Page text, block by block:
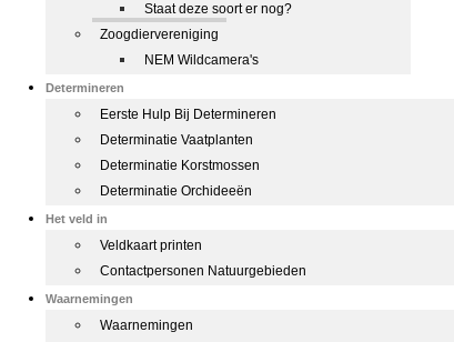
Staat deze soort er nog?
Zoogdiervereniging
NEM Wildcamera's
Determineren
Eerste Hulp Bij Determineren
Determinatie Vaatplanten
Determinatie Korstmossen
Determinatie Orchideeën
Het veld in
Veldkaart printen
Contactpersonen Natuurgebieden
Waarnemingen
Waarnemingen